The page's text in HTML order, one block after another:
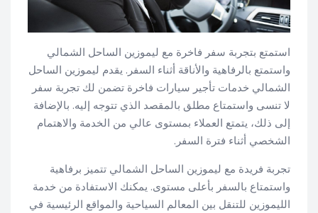
استمتع بتجربة سفر فاخرة مع ليموزين الساحل الشمالي
واستمتع بالرفاهية والأناقة أثناء السفر. يقدم ليموزين الساحل
الشمالي خدمات تأجير سيارات فاخرة تضمن لك تجربة سفر
لا تنسى واستمتاع مطلق بالمقصد الذي تتوجه إليه. بالإضافة
إلى ذلك، يتمتع العملاء بمستوى عالي من الخدمة والاهتمام
الشخصي أثناء فترة السفر.
تجربة فريدة مع ليموزين الساحل الشمالي تتميز برفاهية
واستمتاع بالسفر بأعلى مستوى. يمكنك الاستفادة من خدمة
الليموزين للتنقل بين المعالم السياحية والمواقع الرئيسية في